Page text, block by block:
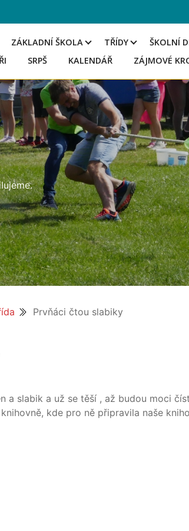
ZÁKLADNÍ ŠKOLA TŘÍDY ŠKOLNÍ
SRPŠ KALENDÁŘ ZÁJMOVÉ
Prvňáci čtou slabiky
a slabik a už se těší , až budou moci
kde pro ně připravila naše